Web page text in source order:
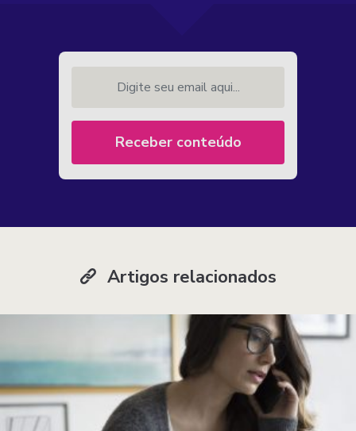
Receber conteúdo
Artigos relacionados